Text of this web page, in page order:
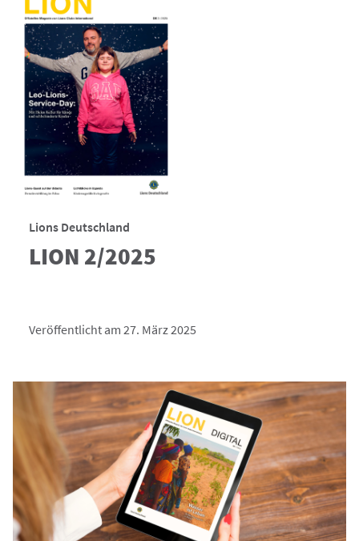
Lions Deutschland
LION 2/2025
Veröffentlicht am 27. März 2025